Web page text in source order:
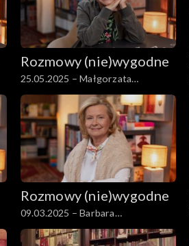
Rozmowy (nie)wygodne
25.05.2025 – Małgorzata
Ostrowska
Rozmowy (nie)wygodne
09.03.2025 – Barbara
Bursztynowicz